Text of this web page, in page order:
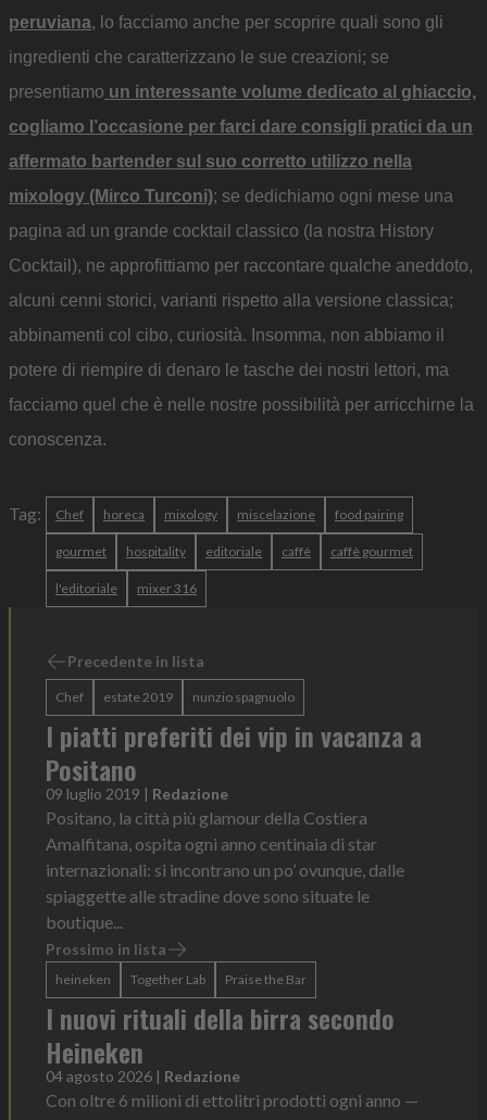
peruviana, lo facciamo anche per scoprire quali sono gli
ingredienti che caratterizzano le sue creazioni; se
presentiamo un interessante volume dedicato al ghiaccio,
cogliamo l’occasione per farci dare consigli pratici da un
affermato bartender sul suo corretto utilizzo nella
mixology (Mirco Turconi); se dedichiamo ogni mese una
pagina ad un grande cocktail classico (la nostra History
Cocktail), ne approfittiamo per raccontare qualche aneddoto,
alcuni cenni storici, varianti rispetto alla versione classica;
abbinamenti col cibo, curiosità. Insomma, non abbiamo il
potere di riempire di denaro le tasche dei nostri lettori, ma
facciamo quel che è nelle nostre possibilità per arricchirne la
conoscenza.
Tag: Chef horeca mixology miscelazione food pairing
gourmet hospitality editoriale caffè caffè gourmet
l'editoriale mixer 316
Precedente in lista
Chef estate 2019 nunzio spagnuolo
I piatti preferiti dei vip in vacanza a
Positano
09 luglio 2019 | Redazione
Positano, la città più glamour della Costiera
Amalfitana, ospita ogni anno centinaia di star
internazionali: si incontrano un po’ ovunque, dalle
spiaggette alle stradine dove sono situate le
boutique...
Prossimo in lista
heineken Together Lab Praise the Bar
I nuovi rituali della birra secondo
Heineken
04 agosto 2026 | Redazione
Con oltre 6 milioni di ettolitri prodotti ogni anno —